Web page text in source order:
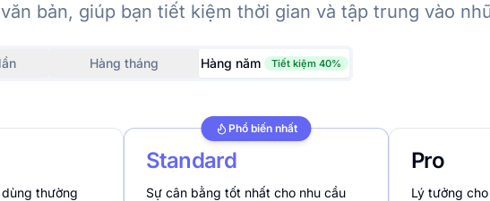
bản, giúp bạn tiết kiệm thời gian và tập trung vào
Hàng tháng Hàng năm Tiết kiệm 40%
thường
Phổ biến nhất
Standard
Sự cân bằng tốt nhất cho nhu cầu
Pro
Lý tưởng